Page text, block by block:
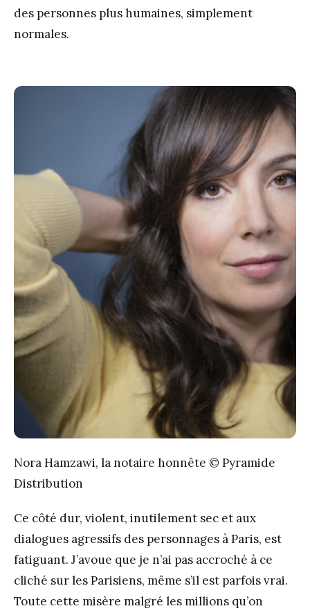
des personnes plus humaines, simplement
normales.
Nora Hamzawi, la notaire honnête © Pyramide
Distribution
Ce côté dur, violent, inutilement sec et aux
dialogues agressifs des personnages à Paris, est
fatiguant. J’avoue que je n’ai pas accroché à ce
cliché sur les Parisiens, même s’il est parfois vrai.
Toute cette misère malgré les millions qu’on